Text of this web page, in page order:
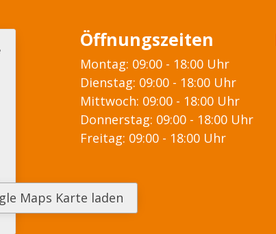
Öffnungszeiten
Montag: 09:00 - 18:00 Uhr
Dienstag: 09:00 - 18:00 Uhr
Mittwoch: 09:00 - 18:00 Uhr
Donnerstag: 09:00 - 18:00 Uhr
Freitag: 09:00 - 18:00 Uhr